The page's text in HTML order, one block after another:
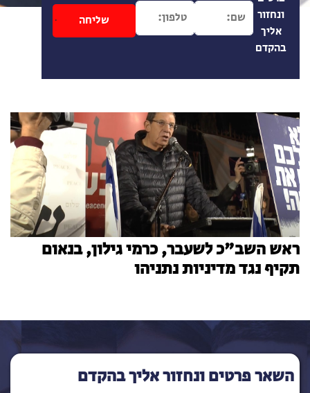
ונחזור
אליך
בהקדם
ראש השב"כ לשעבר, כרמי גילון, בנאום
תקיף נגד מדיניות נתניהו
השאר פרטים ונחזור אליך בהקדם